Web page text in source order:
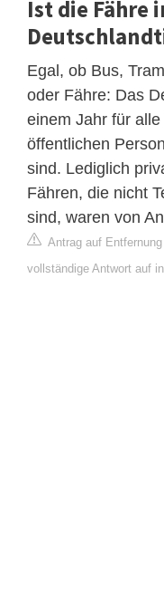
Ist die Fähre
Egal, ob Bus,
oder Fähre: Das
einem Jahr für
öffentlichen
sind. Lediglich
Fähren, die nicht
sind, waren von
Antrag auf
vollständige Antwort auf